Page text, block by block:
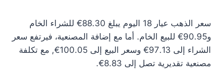
سعر الذهب عيار 18 اليوم يبلغ 88.30€ للشراء الخام
و90.95€ للبيع الخام. أما مع إضافة المصنعية، فيرتفع سعر
الشراء إلى 97.13€ وسعر البيع إلى 100.05€, مع تكلفة
مصنعية تقديرية تصل إلى 8.83€.